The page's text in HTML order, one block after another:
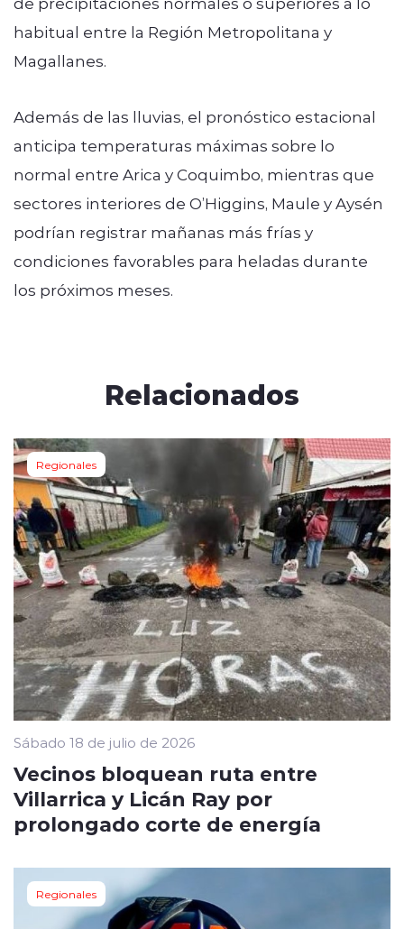
habitual entre la Región Metropolitana y
Magallanes.
Además de las lluvias, el pronóstico estacional
anticipa temperaturas máximas sobre lo
normal entre Arica y Coquimbo, mientras que
sectores interiores de O’Higgins, Maule y Aysén
podrían registrar mañanas más frías y
condiciones favorables para heladas durante
los próximos meses.
Relacionados
Regionales
Sábado 18 de julio de 2026
Vecinos bloquean ruta entre
Villarrica y Licán Ray por
prolongado corte de energía
Regionales